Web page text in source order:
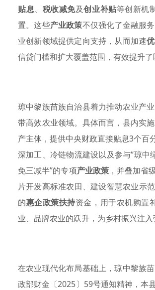
贴息、 税收减免及创业补贴等创新机
置。这些产业政策不仅强化了金融服
业创新领域提供定向支持，从而加速
信贷门槛和扩大覆盖范围，有效提升
琼中黎族苗族自治县着力推动农业产
带高效农业领域。具体而言，县内实
产主体，提供中央财政直接贴息3个百
深加工、冷链物流建设以及参与“琼中
免三减半”的专项产业政策，并叠加省
片开发高标准农田、建设智慧农业示
的惠企政策扶持资金，用于农机购置
业、品牌农业的跃升，为乡村振兴注入
在农业现代化布局基础上，琼中黎族
政部财金〔2025〕59号通知精神，本